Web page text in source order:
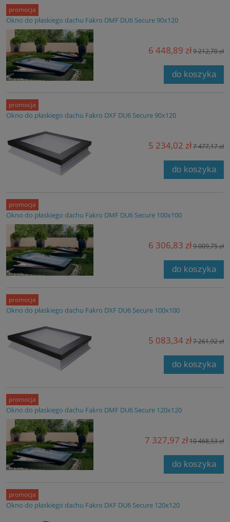
Okno do płaskiego dachu Fakro DMF DU6 Secure 90x120
6 448,89 zł9 212,70 zł
do koszyka
promocja
Okno do płaskiego dachu Fakro DXF DU6 Secure 90x120
5 234,02 zł7 477,17 zł
do koszyka
promocja
Okno do płaskiego dachu Fakro DMF DU6 Secure 100x100
6 306,83 zł9 009,75 zł
do koszyka
promocja
Okno do płaskiego dachu Fakro DXF DU6 Secure 100x100
5 083,34 zł7 261,92 zł
do koszyka
promocja
Okno do płaskiego dachu Fakro DMF DU6 Secure 120x120
7 327,97 zł10 468,53 zł
do koszyka
promocja
Okno do płaskiego dachu Fakro DXF DU6 Secure 120x120
promocja